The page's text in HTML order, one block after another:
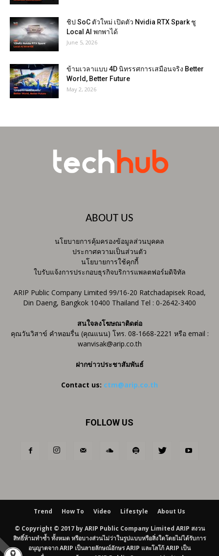
ชิป SoC ตัวใหม่ เปิดตัว Nvidia RTX Spark ชู
Local AI พกพาได้
June 5, 2026
ข้ามเวลาแบบ 4D นิทรรศการเสมือนจริง Better
World, Better Future
May 2, 2026
ABOUT US
นโยบายการคุ้มครองข้อมูลส่วนบุคคล
ประกาศความเป็นส่วนตัว
นโยบายการใช้คุกกี้
ใบรับแจ้งการประกอบธุรกิจบริการแพลตฟอร์มดิจิทัล
ARIP Public Company Limited 99/16-20 Ratchadapisek Road,
Din Daeng, Bangkok 10400 Thailand Tel : 0-2642-3400
สนใจลงโฆษณาติดต่อ
คุณวันวิสาข์ คำหอมรื่น (คุณแนน) โทร. 08-1668-2221 หรือ email :
wanvisak@arip.co.th
ฝากข่าวประชาสัมพันธ์
Contact us: ctm@arip.co.th
FOLLOW US
Trend How To Video Lifestyle About Us
© Copyright © 2017 by ARIP Public Company Limited ARIP สงวน
สิทธิ์ห้ามทำซ้ำ ทั้งหมด หรือบางส่วนไม่ว่าในรูปแบบหรือสิ่งใดโดยไม่ได้รับการ
อนุญาตจาก ARIP เป็นลายลักษณ์อักษร ARIP และโลโก้ ARIP เป็น